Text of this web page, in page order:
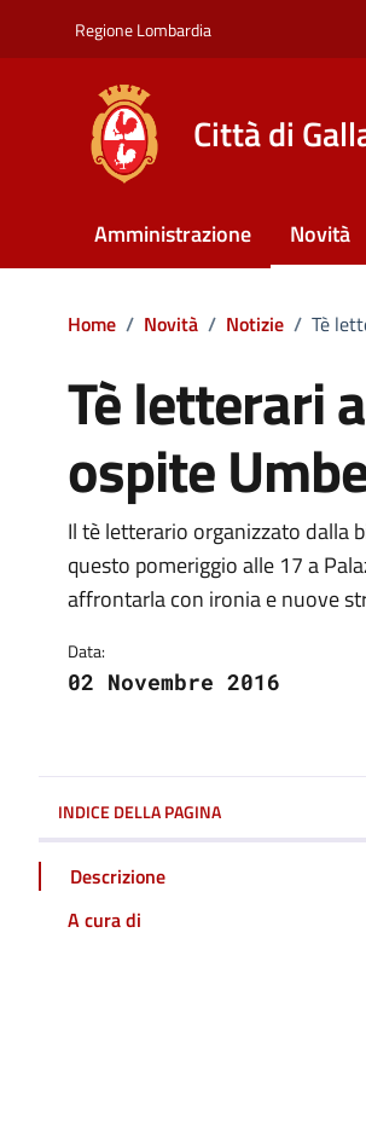
Regione Lombardia
Città di
Amministrazione Novità
Home / Novità / Notizie / Tè
Tè letterari
ospite
Dettagli della
Il tè letterario organizzato dalla
questo pomeriggio alle 17 a
affrontarla con ironia e nuove
Data:
02 Novembre 2016
INDICE DELLA PAGINA
Descrizione
A cura di